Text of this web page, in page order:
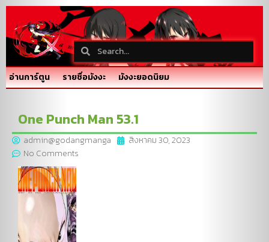
อ่านการ์ตูน รายชื่อมังงะ มังงะยอดนิยม
One Punch Man 53.1
admin@godangmanga
สิงหาคม 30, 2023
No Comments